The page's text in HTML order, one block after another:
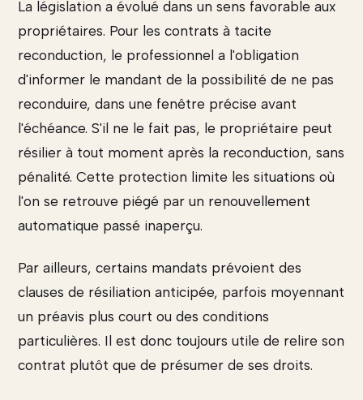
La législation a évolué dans un sens favorable aux
propriétaires. Pour les contrats à tacite
reconduction, le professionnel a l'obligation
d'informer le mandant de la possibilité de ne pas
reconduire, dans une fenêtre précise avant
l'échéance. S'il ne le fait pas, le propriétaire peut
résilier à tout moment après la reconduction, sans
pénalité. Cette protection limite les situations où
l'on se retrouve piégé par un renouvellement
automatique passé inaperçu.
Par ailleurs, certains mandats prévoient des
clauses de résiliation anticipée, parfois moyennant
un préavis plus court ou des conditions
particulières. Il est donc toujours utile de relire son
contrat plutôt que de présumer de ses droits.